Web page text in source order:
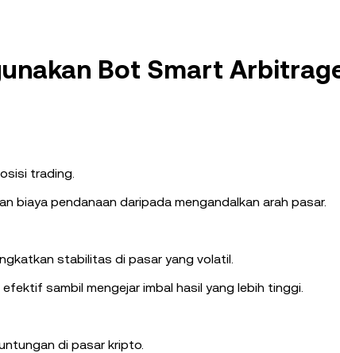
Bot Smart
trading.
biaya pendanaan daripada mengandalkan arah pasar.
stabilitas di pasar yang volatil.
sambil mengejar imbal hasil yang lebih tinggi.
di pasar kripto.